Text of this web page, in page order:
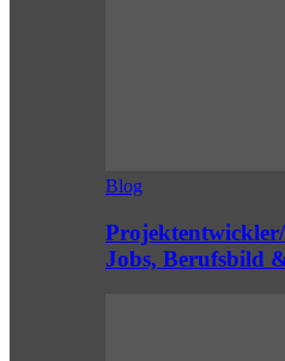
Blog
Jobs, Berufsbild